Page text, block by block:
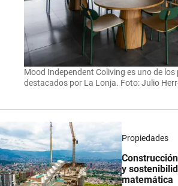
Mood Independent Coliving es uno de
destacados por La Lonja. Foto: Julio
Propiedades
y
matemática